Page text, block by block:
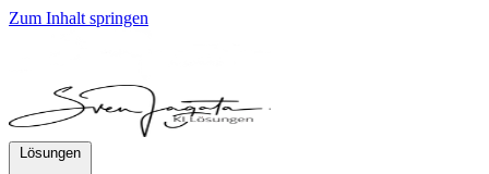
Zum Inhalt springen